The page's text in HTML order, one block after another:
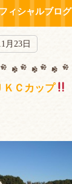
ィシャルブログ
月23日
ＫＣカップ